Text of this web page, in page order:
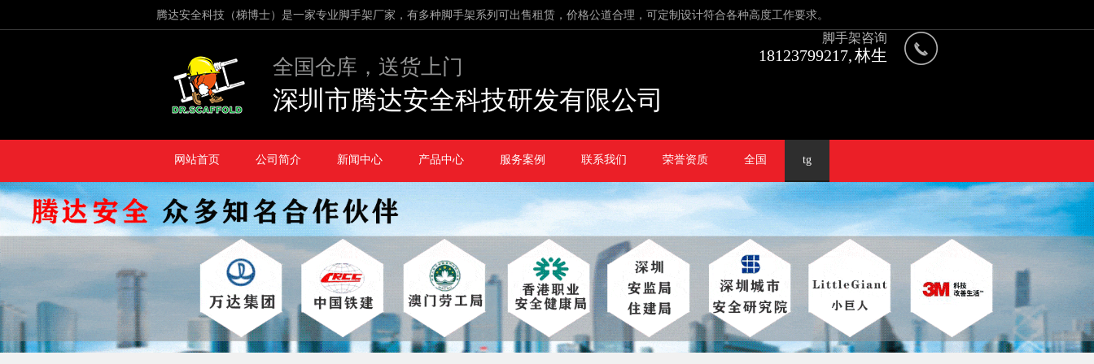
腾达安全科技（梯博士）是一家专业脚手架厂家，有多种脚手架系列可出售租赁，价格公道合理，可定制设计符合各种高度工作要求。
全国仓库，送货上门
深圳市腾达安全科技研发有限公司
脚手架咨询
18123799217, 林生
网站首页 公司简介 新闻中心 产品中心 服务案例 联系我们 荣誉资质 全国 tg